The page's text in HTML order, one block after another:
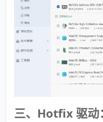
三、Hotfix 驱动